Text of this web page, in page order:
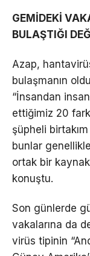
GEMİDEKİ
BULAŞTIĞI
Azap,
bulaşmanın
“İnsandan
ettiğimiz 20
şüpheli
bunlar
ortak bir
konuştu.
Son günlerde
vakalarına da
virüs tipinin